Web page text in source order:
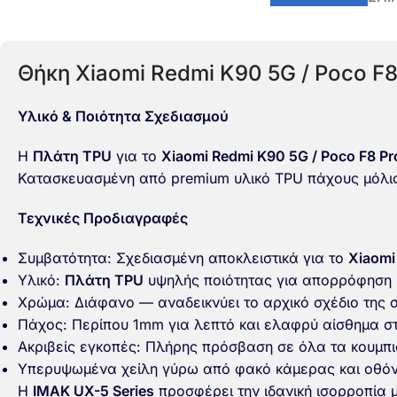
Θήκη Xiaomi Redmi K90 5G / Poco
Υλικό & Ποιότητα Σχεδιασμού
Η Πλάτη TPU για το Xiaomi Redmi K90 5G / Poco F8
Κατασκευασμένη από premium υλικό TPU πάχους
Τεχνικές Προδιαγραφές
Συμβατότητα: Σχεδιασμένη αποκλειστικά για το
Υλικό: Πλάτη TPU υψηλής ποιότητας για
Χρώμα: Διάφανο — αναδεικνύει το αρχικό σχέδιο της
Πάχος: Περίπου 1mm για λεπτό και ελαφρύ αίσθημα
Ακριβείς εγκοπές: Πλήρης πρόσβαση σε όλα τα
Υπερυψωμένα χείλη γύρω από φακό κάμερας και
Η IMAK UX-5 Series προσφέρει την ιδανική